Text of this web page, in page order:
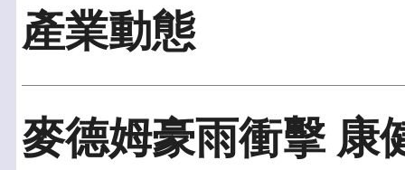
產業動態
麥德姆豪雨衝擊 康